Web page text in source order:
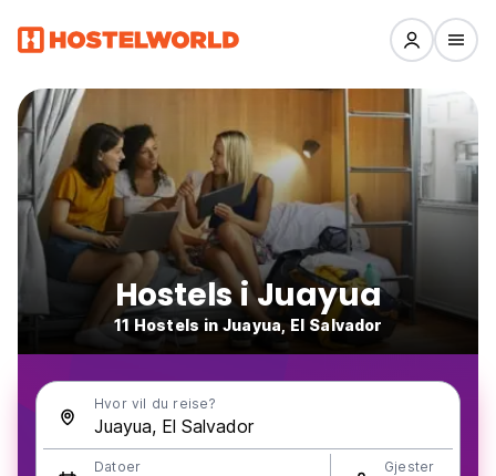
Hostels i Juayua
11 Hostels in Juayua, El Salvador
Hvor vil du reise?
Datoer Gjester